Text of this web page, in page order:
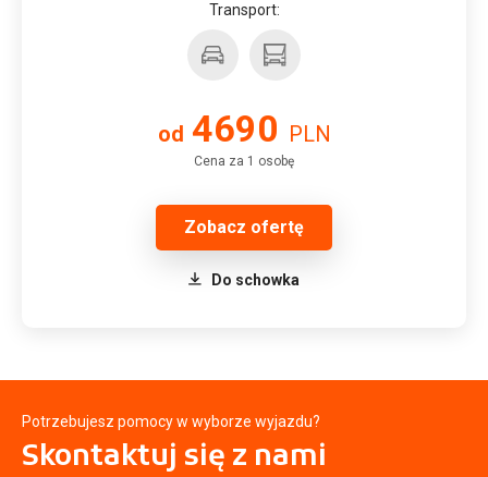
od 4690 PLN
Cena za 1 osobę
Transport:
Zobacz ofertę
Do schowka
Potrzebujesz pomocy w wyborze wyjazdu?
Skontaktuj się z nami